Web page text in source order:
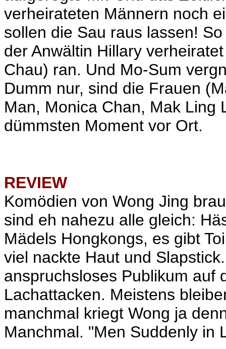
verheirateten Männern noch
sollen die Sau raus lassen!
der Anwältin Hillary
Chau) ran. Und Mo-Sum
Dumm nur, sind die Frauen
Man, Monica Chan, Mak Ling
dümmsten Moment vor Ort.
REVIEW
Komödien von Wong Jing
sind eh nahezu alle gleich:
Mädels Hongkongs, es gibt
viel nackte Haut und
anspruchsloses Publikum auf
Lachattacken. Meistens
manchmal kriegt Wong ja
Manchmal. "Men Suddenly in